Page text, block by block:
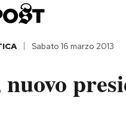
Sabato 16 marzo 2013